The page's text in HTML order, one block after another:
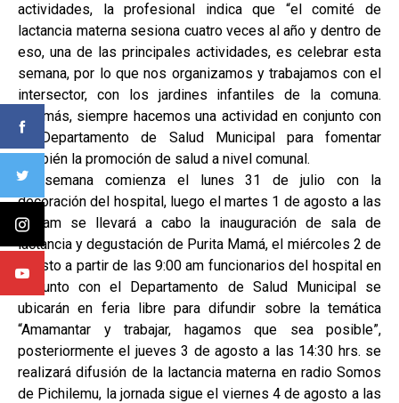
actividades, la profesional indica que “el comité de
lactancia materna sesiona cuatro veces al año y dentro de
eso, una de las principales actividades, es celebrar esta
semana, por lo que nos organizamos y trabajamos con el
intersector, con los jardines infantiles de la comuna.
Además, siempre hacemos una actividad en conjunto con
el Departamento de Salud Municipal para fomentar
también la promoción de salud a nivel comunal.
La semana comienza el lunes 31 de julio con la
decoración del hospital, luego el martes 1 de agosto a las
11 am se llevará a cabo la inauguración de sala de
lactancia y degustación de Purita Mamá, el miércoles 2 de
agosto a partir de las 9:00 am funcionarios del hospital en
conjunto con el Departamento de Salud Municipal se
ubicarán en feria libre para difundir sobre la temática
“Amamantar y trabajar, hagamos que sea posible”,
posteriormente el jueves 3 de agosto a las 14:30 hrs. se
realizará difusión de la lactancia materna en radio Somos
de Pichilemu, la jornada sigue el viernes 4 de agosto a las